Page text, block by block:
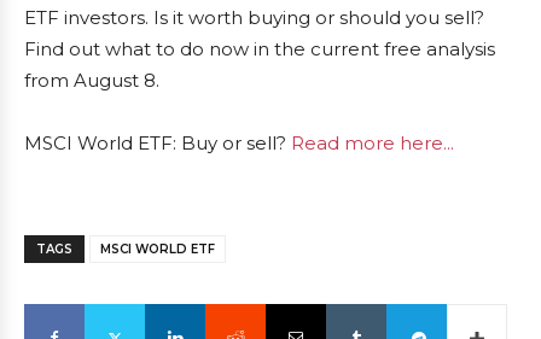
ETF investors. Is it worth buying or should you sell?
Find out what to do now in the current free analysis
from August 8.
MSCI World ETF: Buy or sell? Read more here...
TAGS MSCI WORLD ETF